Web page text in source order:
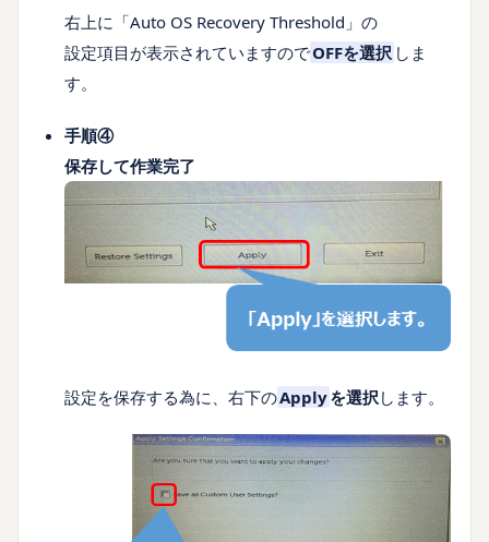
右上に「Auto OS Recovery Threshold」の
設定項目が表示されていますのでOFFを選択 しま
す。
手順④
保存して作業完了
設定を保存する為に、右下のApplyを選択します。